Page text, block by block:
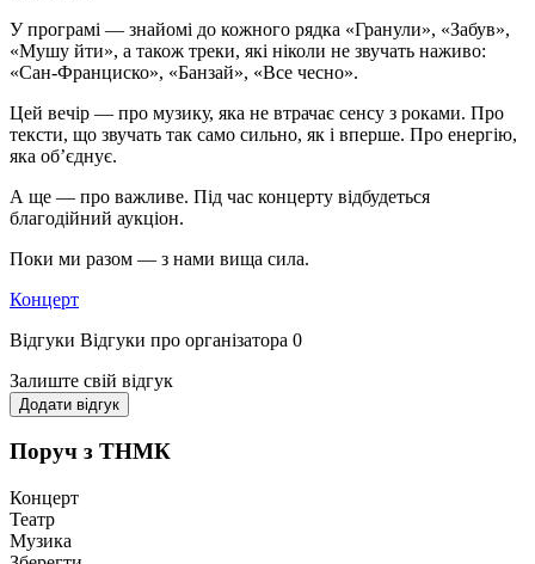
У програмі — знайомі до кожного рядка «Гранули», «Забув»,
«Мушу йти», а також треки, які ніколи не звучать наживо:
«Сан-Франциско», «Банзай», «Все чесно».
Цей вечір — про музику, яка не втрачає сенсу з роками. Про
тексти, що звучать так само сильно, як і вперше. Про енергію,
яка об’єднує.
А ще — про важливе. Під час концерту відбудеться
благодійний аукціон.
Поки ми разом — з нами вища сила.
Концерт
Відгуки Відгуки про організатора 0
Залиште свій відгук
Додати відгук
Поруч з ТНМК
Концерт
Театр
Музика